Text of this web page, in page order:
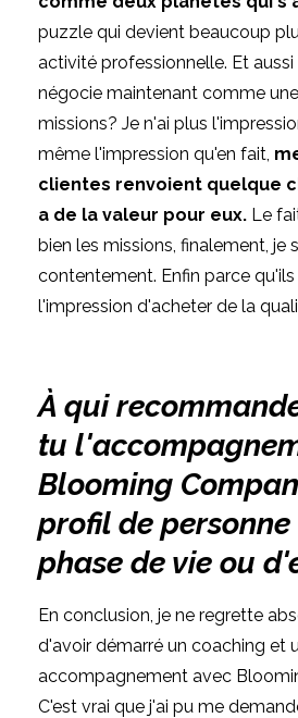
puzzle qui devient beaucoup
activité professionnelle. Et aussi
négocie maintenant comme
missions? Je n'ai plus
même l'impression qu'en fait,
clientes renvoient quelque
a de la valeur pour eux. Le
bien les missions, finalement, je
contentement. Enfin parce
l'impression d'acheter de la
À qui
tu
Blooming
profil de personne
phase de vie ou
En conclusion, je ne regrette
d'avoir démarré un coaching et
accompagnement avec
C'est vrai que j'ai pu me